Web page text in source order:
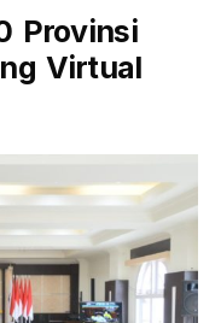
Provinsi
Virtual